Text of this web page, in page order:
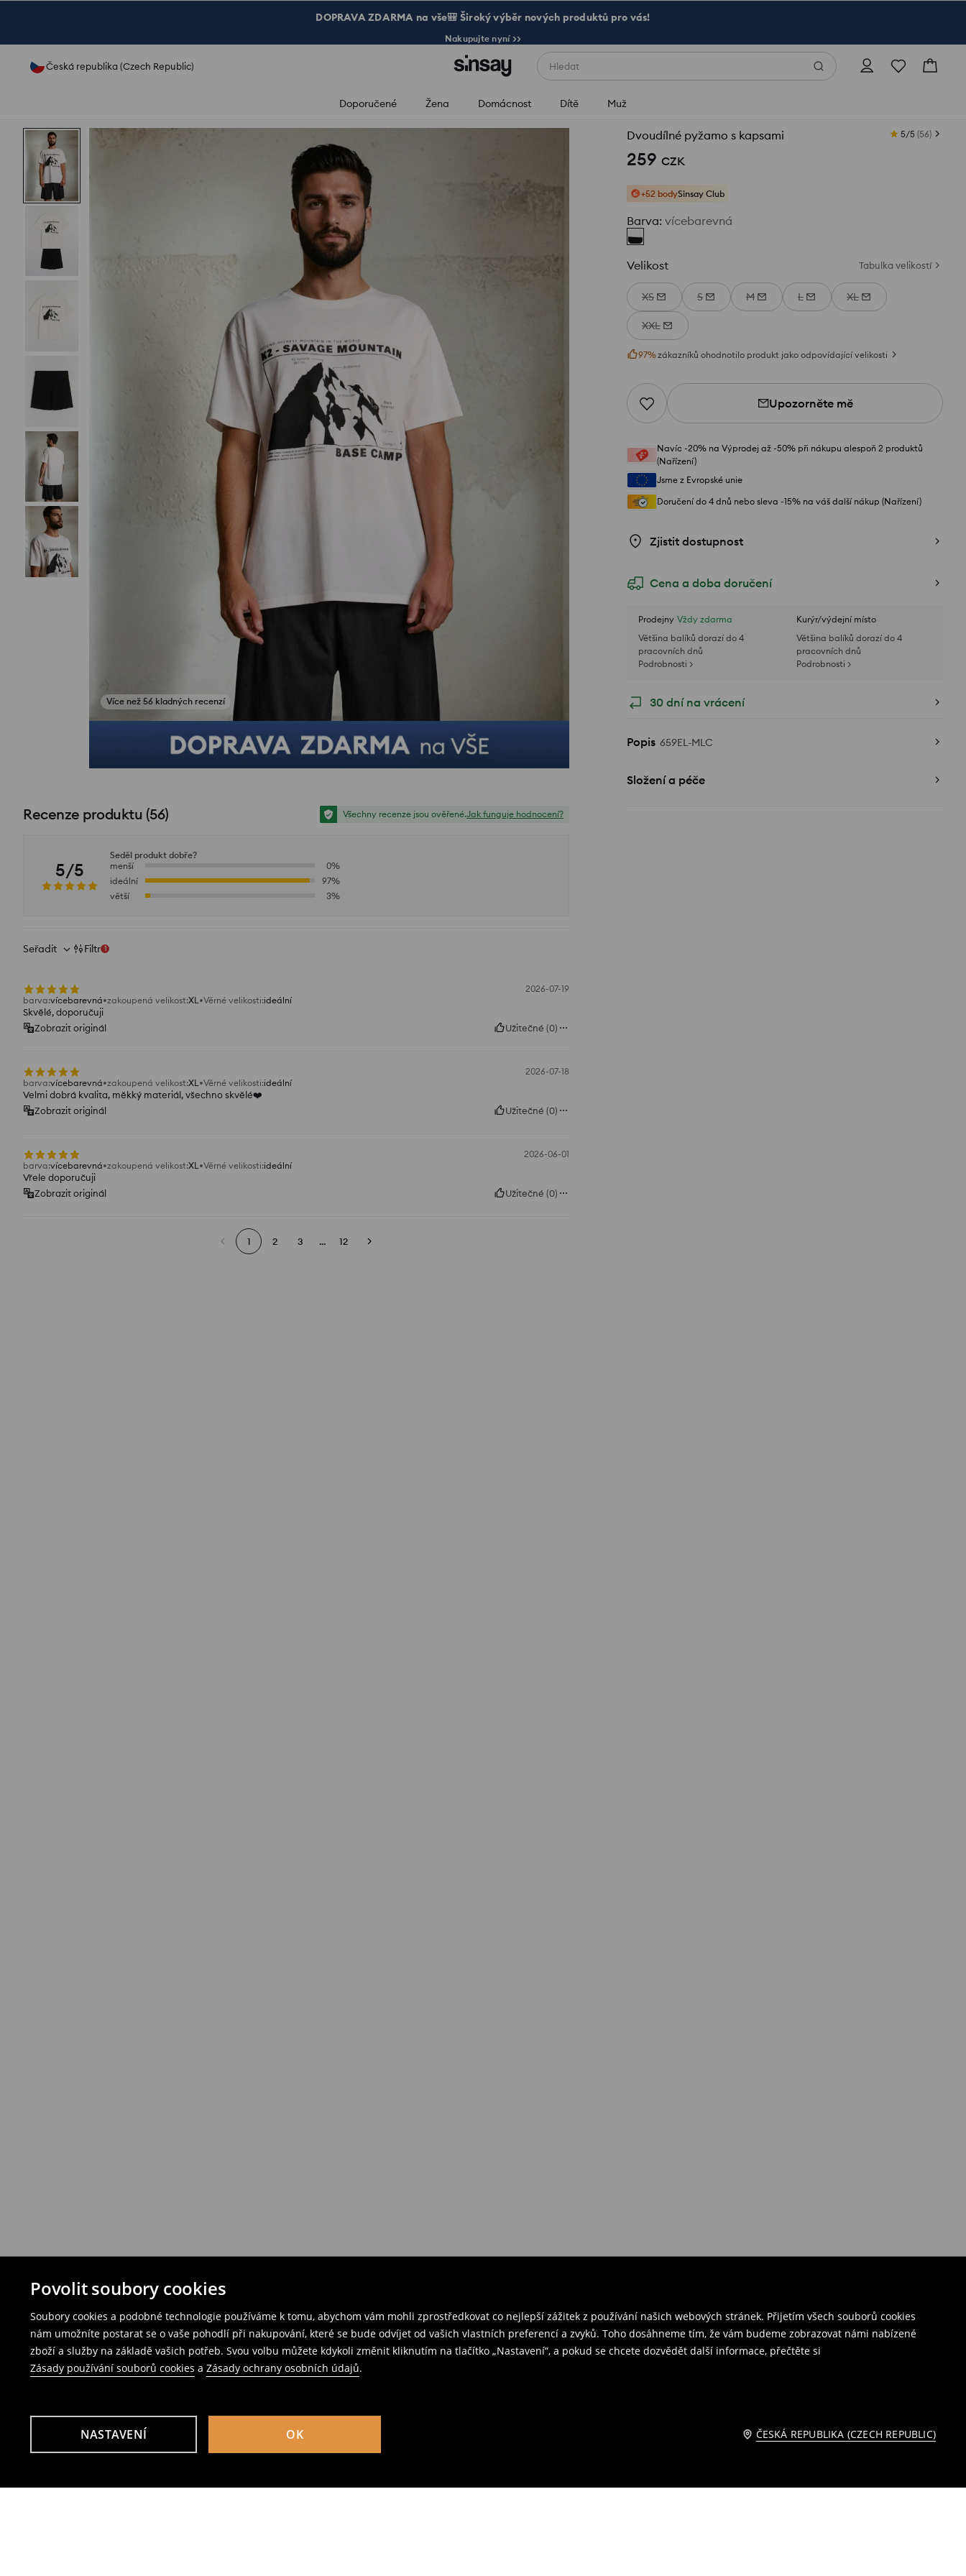
Povolit soubory cookies
Soubory cookies a podobné technologie používáme k tomu, abychom vám mohli zprostředkovat co nejlepší zážitek z používání našich webových stránek. Přijetím všech souborů cookies
nám umožníte postarat se o vaše pohodlí při nakupování, které se bude odvíjet od vašich vlastních preferencí a zvyků. Toho dosáhneme tím, že vám budeme zobrazovat námi nabízené
zboží a služby na základě vašich potřeb. Svou volbu můžete kdykoli změnit kliknutím na tlačítko „Nastavení“, a pokud se chcete dozvědět další informace, přečtěte si
Zásady používání souborů cookies a Zásady ochrany osobních údajů.
NASTAVENÍ OK ČESKÁ REPUBLIKA (CZECH REPUBLIC)
DOPRAVA ZDARMA na vše🎒 Široký výběr nových produktů pro vás!
Nakupujte nyní >>
Česká republika (Czech Republic) Hledat
Doporučené Žena Domácnost Dítě Muž
Dvoudílné pyžamo s kapsami 5/5 (56)
259 CZK
+52 bodySinsay Club
Barva: vícebarevná
Velikost Tabulka velikostí
XS S M L XL
XXL
97%zákazníků ohodnotilo produkt jako odpovídající velikosti
Upozorněte mě
Navíc -20% na Výprodej až -50% při nákupu alespoň 2 produktů
(Nařízení)
Jsme z Evropské unie
Doručení do 4 dnů nebo sleva -15% na váš další nákup (Nařízení)
Zjistit dostupnost
Cena a doba doručení
Prodejny Vždy zdarma
Většina balíků dorazí do 4
pracovních dnů
Podrobnosti >
Kurýr/výdejní místo
Většina balíků dorazí do 4
pracovních dnů
Podrobnosti >
30 dní na vrácení
Popis 659EL-MLC
Složení a péče
Více než 56 kladných recenzí
Zobrazit fotografie z recenzí
Recenze produktu (56) Všechny recenze jsou ověřené.Jak funguje hodnocení?
5/5
Seděl produkt dobře?
menší
0%
ideální
97%
větší
3%
Seřadit Filtr 1
2026-07-19
barva:vícebarevná zakoupená velikost:XL Věrné velikosti:ideální
Skvělé, doporučuji
Zobrazit originál
Užitečné (0)
2026-07-18
barva:vícebarevná zakoupená velikost:XL Věrné velikosti:ideální
Velmi dobrá kvalita, měkký materiál, všechno skvělé❤️
Zobrazit originál
Užitečné (0)
2026-06-01
barva:vícebarevná zakoupená velikost:XL Věrné velikosti:ideální
Vřele doporučuji
Zobrazit originál
Užitečné (0)
1 2 3 ... 12